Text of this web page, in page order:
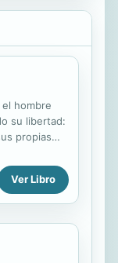
hombre
su libertad:
propias
por aquello
Pero acaso
valores
Ver Libro